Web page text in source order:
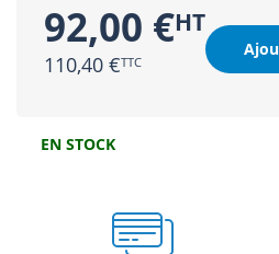
92,00 €
110,40 €
EN STOCK